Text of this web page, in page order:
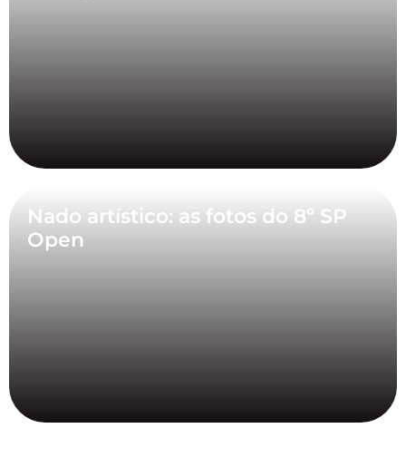
Nado artístico: as fotos do 8º SP
Open